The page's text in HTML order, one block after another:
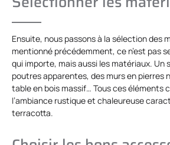
Ensuite, nous passons à la sélection des
mentionné précédemment, ce n’est pas
qui importe, mais aussi les matériaux. Un
poutres apparentes, des murs en pierres
table en bois massif… Tous ces éléments
l’ambiance rustique et chaleureuse
terracotta.